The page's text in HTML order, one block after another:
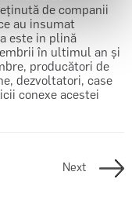
de companii
au insumat
este in plină
în ultimul an şi
producători de
dezvoltatori, case
conexe acestei
Next